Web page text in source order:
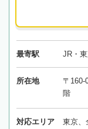
最寄駅 JR・
所在地
〒160-
階
対応エリア 東京、